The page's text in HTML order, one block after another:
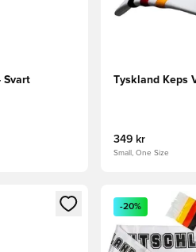
Svart Tyskland Keps
349 kr
Small, One Size
in eller registrera dig som
Öppnar en
-20%